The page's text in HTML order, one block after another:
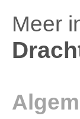
Meer